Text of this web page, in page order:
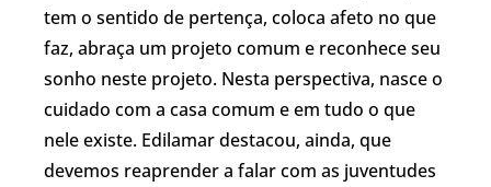
tem o sentido de pertença, coloca afeto no que
faz, abraça um projeto comum e reconhece seu
sonho neste projeto. Nesta perspectiva, nasce o
cuidado com a casa comum e em tudo o que
nele existe. Edilamar destacou, ainda, que
devemos reaprender a falar com as juventudes